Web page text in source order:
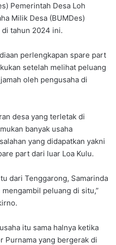
Pemerintah Desa Loh
Milik Desa (BUMDes)
tahun 2024 ini.
perlengkapan spare part
setelah melihat peluang
oleh pengusaha di
desa yang terletak di
banyak usaha
yang didapatkan yakni
part dari luar Loa Kulu.
dari Tenggarong, Samarinda
peluang di situ,”
itu sama halnya ketika
Purnama yang bergerak di